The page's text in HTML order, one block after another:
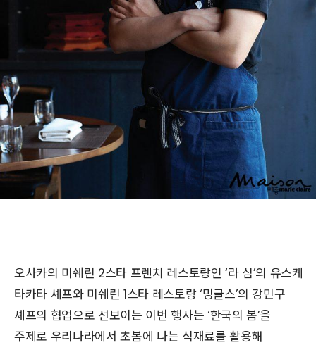
오사카의 미쉐린 2스타 프렌치 레스토랑인 ‘라 심’의 유스케
타카타 셰프와 미쉐린 1스타 레스토랑 ‘밍글스’의 강민구
셰프의 협업으로 선보이는 이번 행사는 ‘한국의 봄’을
주제로 우리나라에서 초봄에 나는 식재료를 활용해